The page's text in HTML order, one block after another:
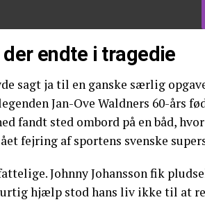
endte i tragedie
sagt ja til en ganske særlig
Jan-Ove Waldners 60-års
fandt sted ombord på en båd,
fejring af sportens svenske
Johnny Johansson fik
hjælp stod hans liv ikke til at